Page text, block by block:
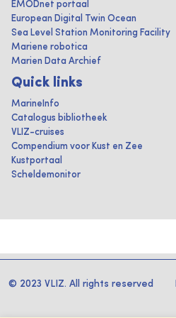
EMODnet portaal
European Digital Twin Ocean
Sea Level Station Monitoring Facility
Mariene robotica
Marien Data Archief
Quick links
MarineInfo
Catalogus bibliotheek
VLIZ-cruises
Compendium voor Kust en Zee
Kustportaal
Scheldemonitor
© 2023 VLIZ. All rights reserved